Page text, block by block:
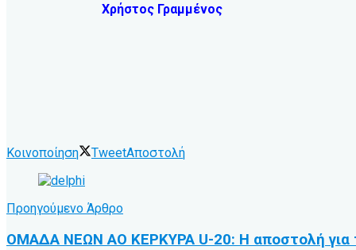
Χρήστος Γραμμένος
Κοινοποίηση TweetΑποστολή
Προηγούμενο Άρθρο
ΟΜΑΔΑ ΝΕΩΝ ΑΟ ΚΕΡΚΥΡΑ U-20: Η αποστολή για